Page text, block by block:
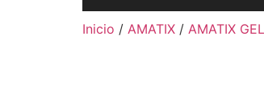
Inicio / AMATIX / AMATIX